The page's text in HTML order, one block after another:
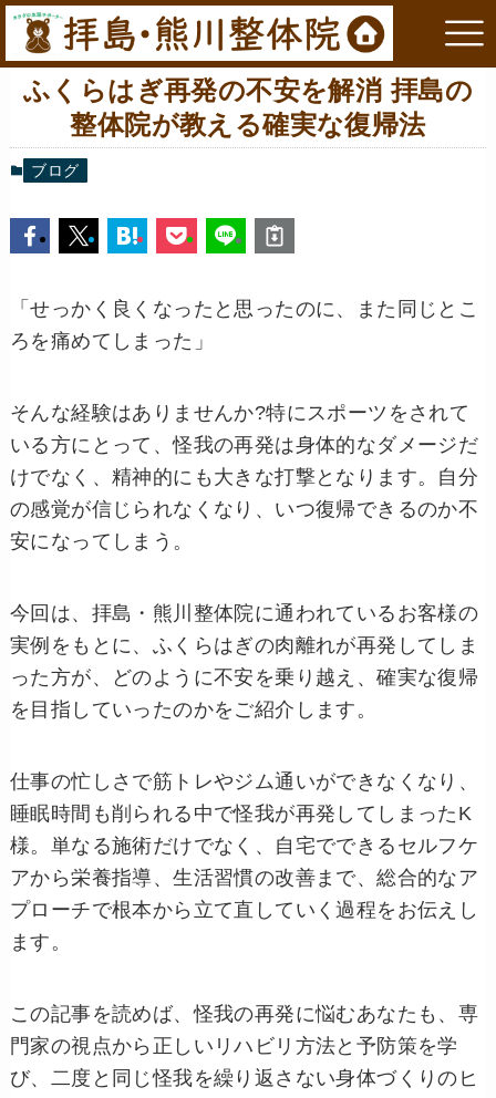
ふくらはぎ再発の不安を解消 拝島の
整体院が教える確実な復帰法
ブログ
「せっかく良くなったと思ったのに、また同じとこ
ろを痛めてしまった」
そんな経験はありませんか?特にスポーツをされて
いる方にとって、怪我の再発は身体的なダメージだ
けでなく、精神的にも大きな打撃となります。自分
の感覚が信じられなくなり、いつ復帰できるのか不
安になってしまう。
今回は、拝島・熊川整体院に通われているお客様の
実例をもとに、ふくらはぎの肉離れが再発してしま
った方が、どのように不安を乗り越え、確実な復帰
を目指していったのかをご紹介します。
仕事の忙しさで筋トレやジム通いができなくなり、
睡眠時間も削られる中で怪我が再発してしまったK
様。単なる施術だけでなく、自宅でできるセルフケ
アから栄養指導、生活習慣の改善まで、総合的なア
プローチで根本から立て直していく過程をお伝えし
ます。
この記事を読めば、怪我の再発に悩むあなたも、専
門家の視点から正しいリハビリ方法と予防策を学
び、二度と同じ怪我を繰り返さない身体づくりのヒ